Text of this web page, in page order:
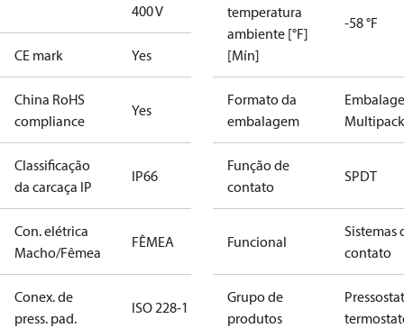
400 V
CE mark Yes
China RoHS
compliance
Yes
Classificação
da carcaça IP
IP66
Con. elétrica
Macho/Fêmea
FÊMEA
Conex. de
press. pad.
ISO 228-1
temperatura
ambiente [°F]
[Mín]
-58 °F
Formato da
embalagem
Multipack
Função de
contato
SPDT
Funcional
Sistemas
contato
Grupo de
produtos